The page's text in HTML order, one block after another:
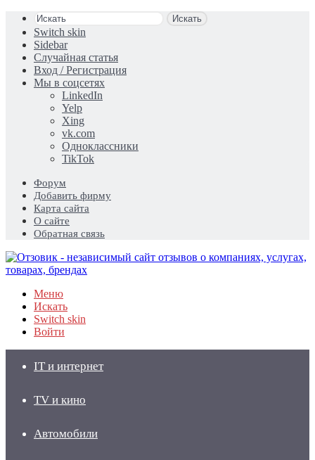
Искать
Switch skin
Sidebar
Случайная статья
Вход / Регистрация
Мы в соцсетях
LinkedIn
Yelp
Xing
vk.com
Одноклассники
TikTok
Форум
Добавить фирму
Карта сайта
О сайте
Обратная связь
Меню
Искать
Switch skin
Войти
IT и интернет
TV и кино
Автомобили